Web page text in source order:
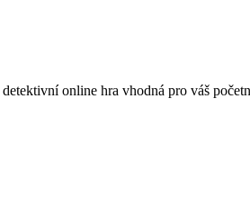
online hra vhodná pro váš